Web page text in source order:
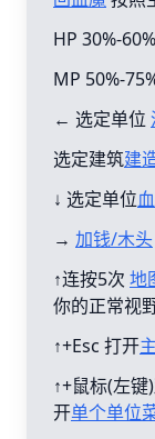
HP 30%-
MP 50%-
← 选定单位
选定建筑建
↓ 选定单位
→ 加钱/木头
↑连按5次 地
你的正常视
↑+Esc 打开
↑+鼠标(左键)
开单个单位